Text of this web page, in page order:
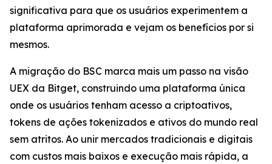
significativa para que os usuários experimentem a
plataforma aprimorada e vejam os benefícios por si
mesmos.
A migração do BSC marca mais um passo na visão
UEX da Bitget, construindo uma plataforma única
onde os usuários tenham acesso a criptoativos,
tokens de ações tokenizados e ativos do mundo real
sem atritos. Ao unir mercados tradicionais e digitais
com custos mais baixos e execução mais rápida, a